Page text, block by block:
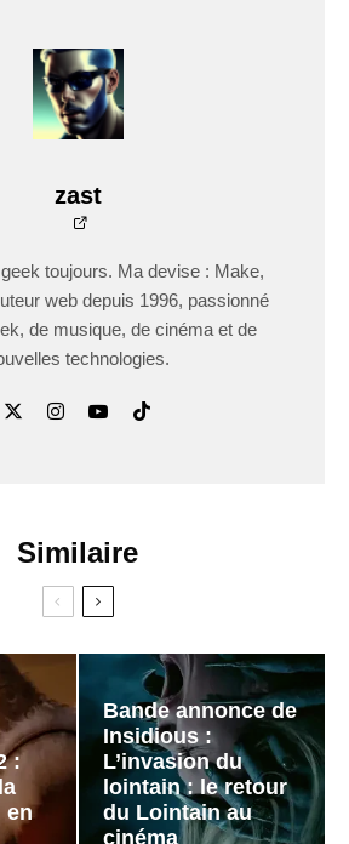
zast
toujours. Ma devise : Make,
web depuis 1996, passionné
de musique, de cinéma et de
technologies.
Similaire
:
en
Bande annonce de
Insidious :
L’invasion du
lointain : le retour
du Lointain au
cinéma